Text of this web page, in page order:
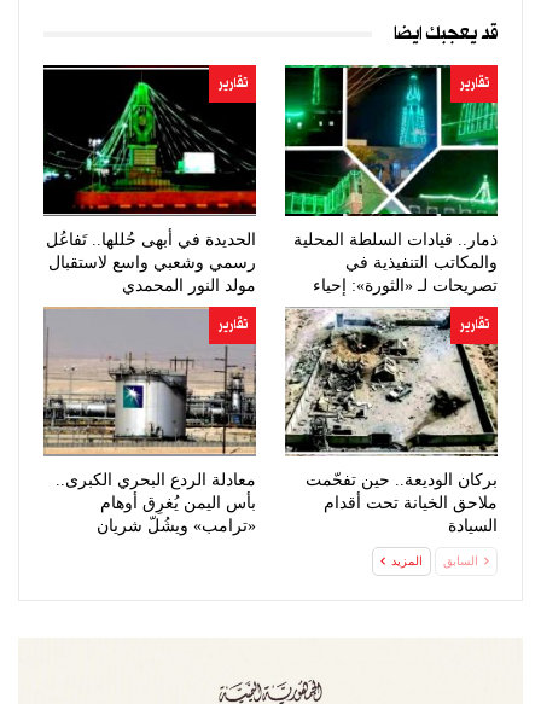
قد يعجبك ايضا
تقارير
ذمار.. قيادات السلطة المحلية
والمكاتب التنفيذية في
تصريحات لـ «الثورة»: إحياء
ذكرى…
تقارير
الحديدة في أبهى حُللها.. تَفاعُل
رسمي وشعبي واسع لاستقبال
مولد النور المحمدي
تقارير
بركان الوديعة.. حين تفحّمت
ملاحق الخيانة تحت أقدام
السيادة
تقارير
معادلة الردع البحري الكبرى..
بأس اليمن يُغرِق أوهام
«ترامب» ويشُلّ شريان
السابق المزيد